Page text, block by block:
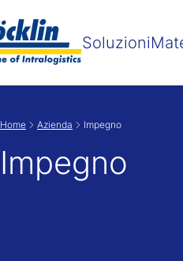
Soluzioni
Home Azienda Impegno
Impegno